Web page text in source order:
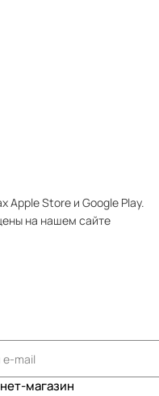
Apple Store и Google Play.
на нашем сайте
магазин